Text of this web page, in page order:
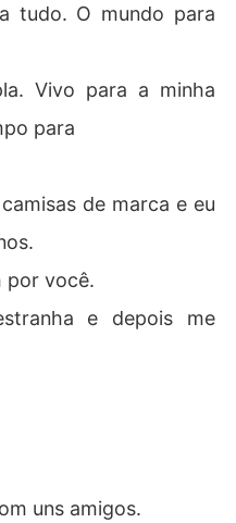
tudo. O mundo para
Vivo para a minha
para
de marca e eu
por você.
e depois me
uns amigos.